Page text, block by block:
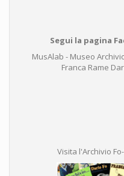
Segui la pagina
MusAlab - Museo
Franca Rame
Visita l'Archivio